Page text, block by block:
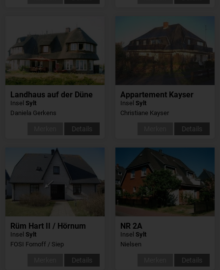
Landhaus auf der Düne
Insel Sylt
Daniela Gerkens
Details
Appartement Kayser
Insel Sylt
Christiane Kayser
Details
Rüm Hart II / Hörnum
Insel Sylt
FOSI Fornoff / Siep
Details
NR 2A
Insel Sylt
Nielsen
Details